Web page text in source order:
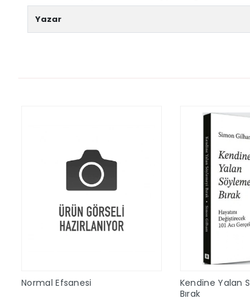
Yazar
Normal Efsanesi
Kendine Yalan
Bırak